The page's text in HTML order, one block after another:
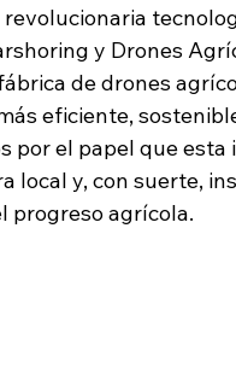
y Drones
de drones
eficiente,
por el papel que esta
local y, con suerte,
progreso agrícola.